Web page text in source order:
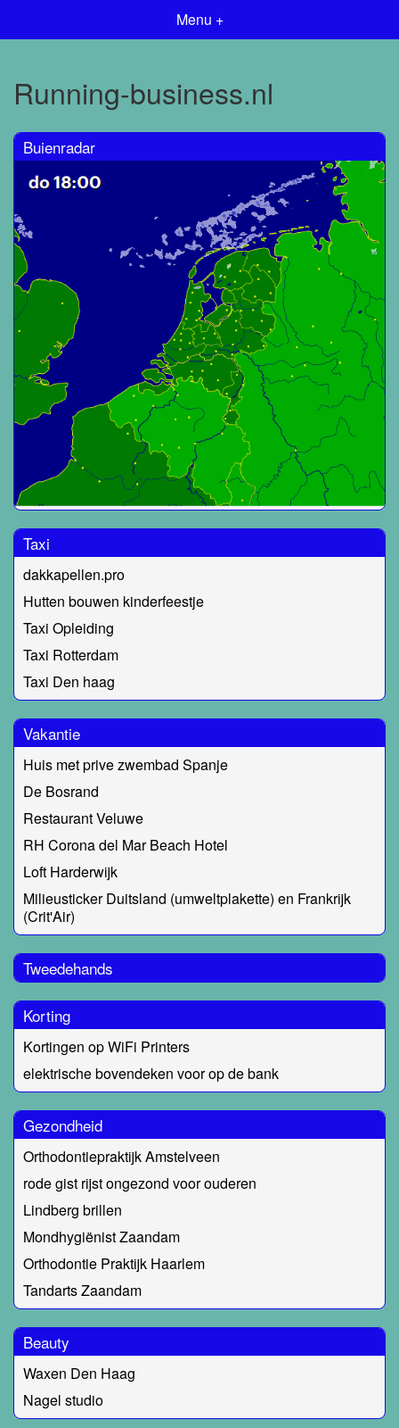
Menu +
Running-business.nl
Buienradar
Taxi
dakkapellen.pro
Hutten bouwen kinderfeestje
Taxi Opleiding
Taxi Rotterdam
Taxi Den haag
Vakantie
Huis met prive zwembad Spanje
De Bosrand
Restaurant Veluwe
RH Corona del Mar Beach Hotel
Loft Harderwijk
Milieusticker Duitsland (umweltplakette) en Frankrijk
(Crit'Air)
Tweedehands
Korting
Kortingen op WiFi Printers
elektrische bovendeken voor op de bank
Gezondheid
Orthodontiepraktijk Amstelveen
rode gist rijst ongezond voor ouderen
Lindberg brillen
Mondhygiënist Zaandam
Orthodontie Praktijk Haarlem
Tandarts Zaandam
Beauty
Waxen Den Haag
Nagel studio